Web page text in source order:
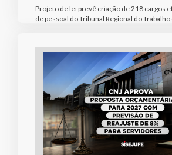
Projeto de lei prevê criação de 218 cargos
de pessoal do Tribunal Regional do Trabalho